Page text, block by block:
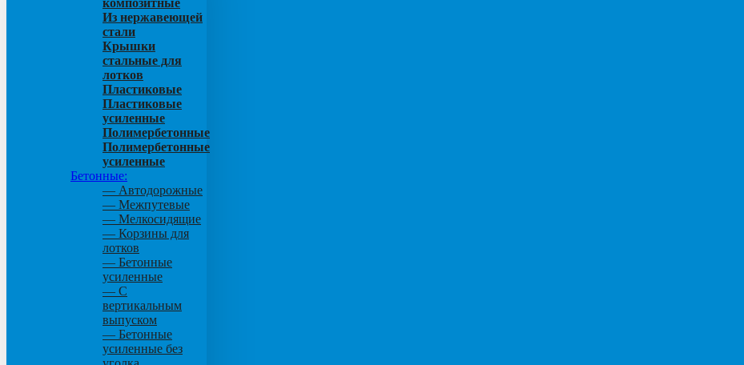
Из нержавеющей
стали
Крышки
стальные для
лотков
Пластиковые
Пластиковые
усиленные
Полимербетонные
Полимербетонные
усиленные
Бетонные:
— Автодорожные
— Межпутевые
— Мелкосидящие
— Корзины для
лотков
— Бетонные
усиленные
— С
вертикальным
выпуском
— Бетонные
усиленные без